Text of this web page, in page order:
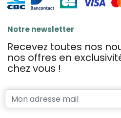
Notre newsletter
Recevez toutes nos
nos offres en
chez vous !